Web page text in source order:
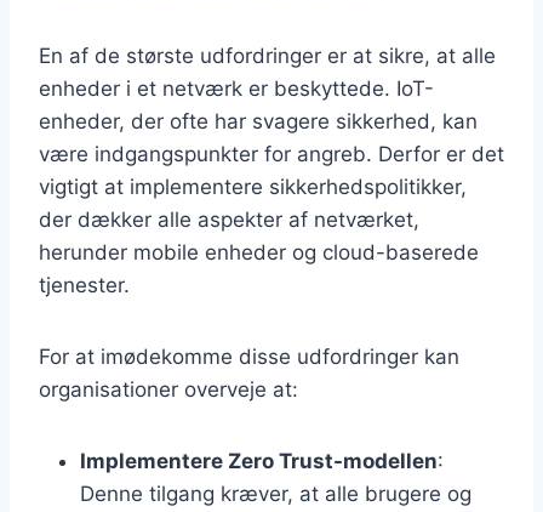
En af de største udfordringer er at sikre, at alle
enheder i et netværk er beskyttede. IoT-
enheder, der ofte har svagere sikkerhed, kan
være indgangspunkter for angreb. Derfor er det
vigtigt at implementere sikkerhedspolitikker,
der dækker alle aspekter af netværket,
herunder mobile enheder og cloud-baserede
tjenester.
For at imødekomme disse udfordringer kan
organisationer overveje at:
Implementere Zero Trust-modellen:
Denne tilgang kræver, at alle brugere og